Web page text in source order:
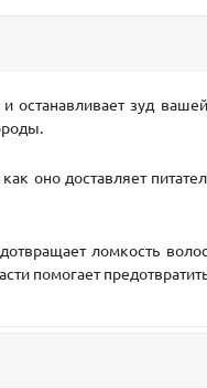
и останавливает зуд
оно доставляет
ломкость
помогает